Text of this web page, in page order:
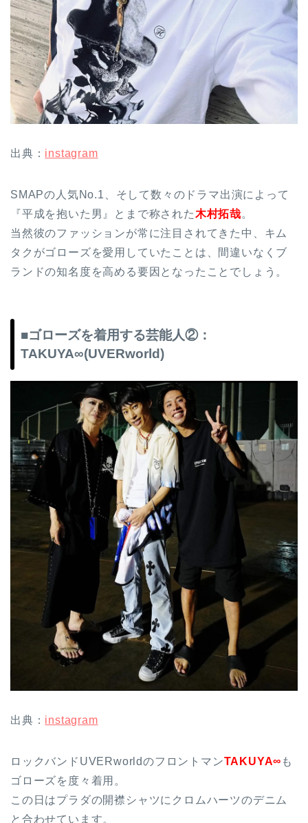
出典： instagram
SMAPの人気No.1、そして数々のドラマ出演によって
『平成を抱いた男』とまで称された木村拓哉。
当然彼のファッションが常に注目されてきた中、キム
タクがゴローズを愛用していたことは、間違いなくブ
ランドの知名度を高める要因となったことでしょう。
■ゴローズを着用する芸能人②：
TAKUYA∞(UVERworld)
出典： instagram
ロックバンドUVERworldのフロントマンTAKUYA∞ も
ゴローズを度々着用。
この日はプラダの開襟シャツにクロムハーツのデニム
と合わせています。